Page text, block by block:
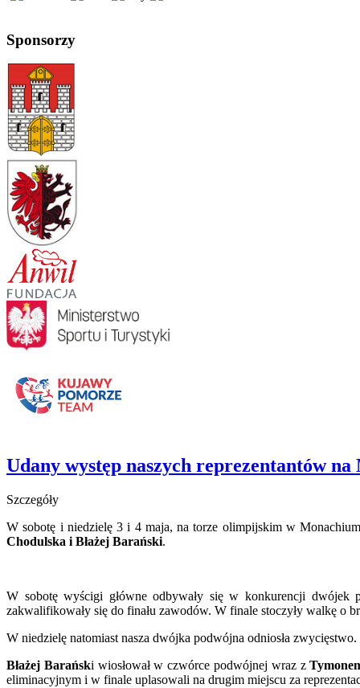
Sponsorzy
Udany występ naszych reprezentantów
Szczegóły
W sobotę i niedzielę 3 i 4 maja, na torze olimpijskim w
Chodulska i Błażej Barański.
W sobotę wyścigi główne odbywały się w konkurencji dwójek
zakwalifikowały się do finału zawodów. W finale stoczyły walkę o
W niedzielę natomiast nasza dwójka podwójna odniosła zwycięstwo.
Błażej Barański wiosłował w czwórce podwójnej wraz z
eliminacyjnym i w finale uplasowali na drugim miejscu za